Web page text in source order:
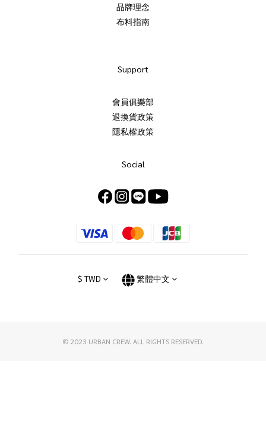
品牌理念
布料指南
Support
會員俱樂部
退換貨政策
隱私權政策
Social
$TWD 繁體中文
© 2023 URBAN CREW. ALL RIGHTS RESERVED.